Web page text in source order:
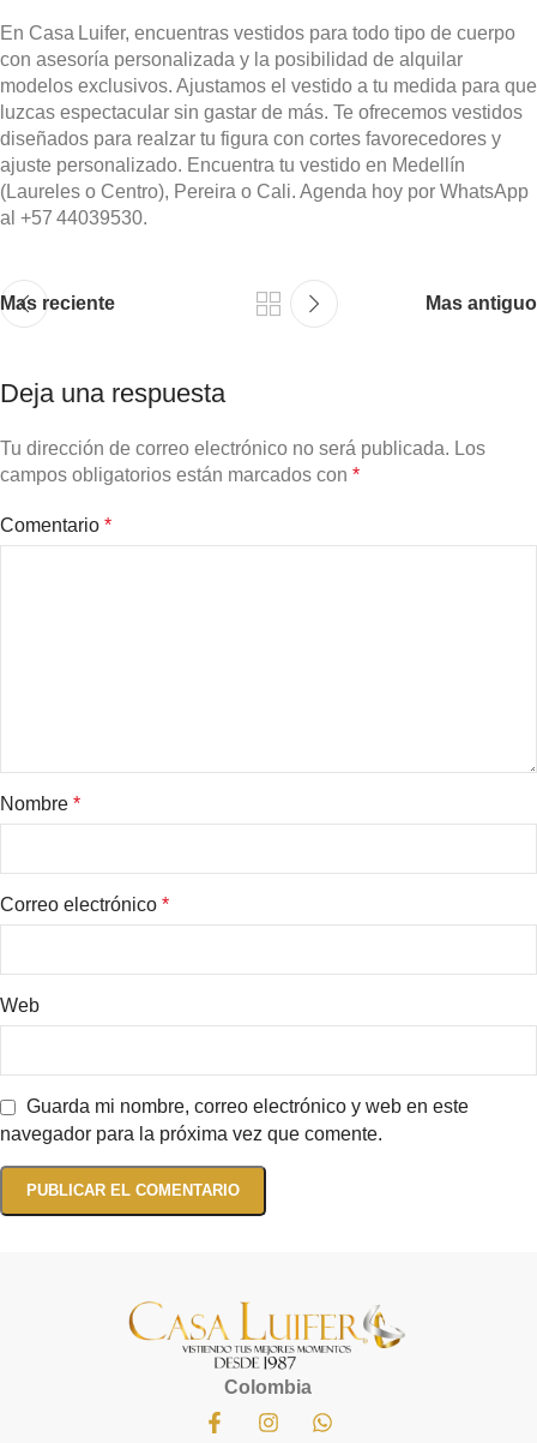
En Casa Luifer, encuentras vestidos para todo tipo de cuerpo
con asesoría personalizada y la posibilidad de alquilar
modelos exclusivos. Ajustamos el vestido a tu medida para que
luzcas espectacular sin gastar de más. Te ofrecemos vestidos
diseñados para realzar tu figura con cortes favorecedores y
ajuste personalizado. Encuentra tu vestido en Medellín
(Laureles o Centro), Pereira o Cali. Agenda hoy por WhatsApp
al +57 44039530.
Mas reciente Mas antiguo
Deja una respuesta
Tu dirección de correo electrónico no será publicada. Los
campos obligatorios están marcados con *
Comentario *
Nombre *
Correo electrónico *
Web
Guarda mi nombre, correo electrónico y web en este
navegador para la próxima vez que comente.
Colombia